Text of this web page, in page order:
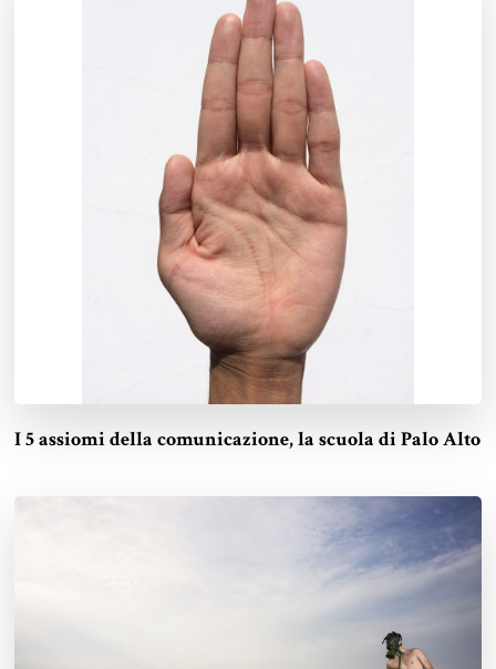
I 5 assiomi della comunicazione, la scuola di Palo Alto